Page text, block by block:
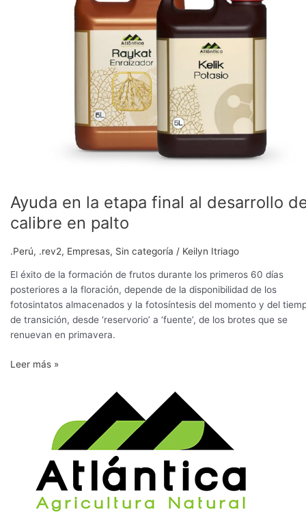
Ayuda en la etapa final al desarrollo
calibre en palto
.Perú, .rev2, Empresas, Sin categoría / Keilyn Itriago
El éxito de la formación de frutos durante los primeros 60 días
posteriores a la floración, depende de la disponibilidad de los
fotosintatos almacenados y la fotosíntesis del momento y del
de transición, desde ‘reservorio’ a ‘fuente’, de los brotes que se
renuevan en primavera.
Leer más »
crecimiento
arándano